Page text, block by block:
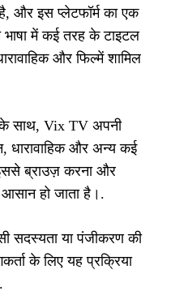
और इस प्लेटफॉर्म का एक
भाषा में कई तरह के टाइटल
और फिल्में शामिल
साथ, Vix TV अपनी
धारावाहिक और अन्य कई
ब्राउज़ करना और
हो जाता है।.
सदस्यता या पंजीकरण की
के लिए यह प्रक्रिया